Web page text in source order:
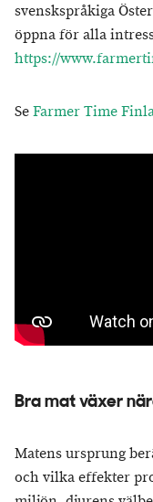
svenskspråkiga
öppna för alla
https://
SeFarmer Time
Bra mat växer
Matens ursprung
och vilka effekter